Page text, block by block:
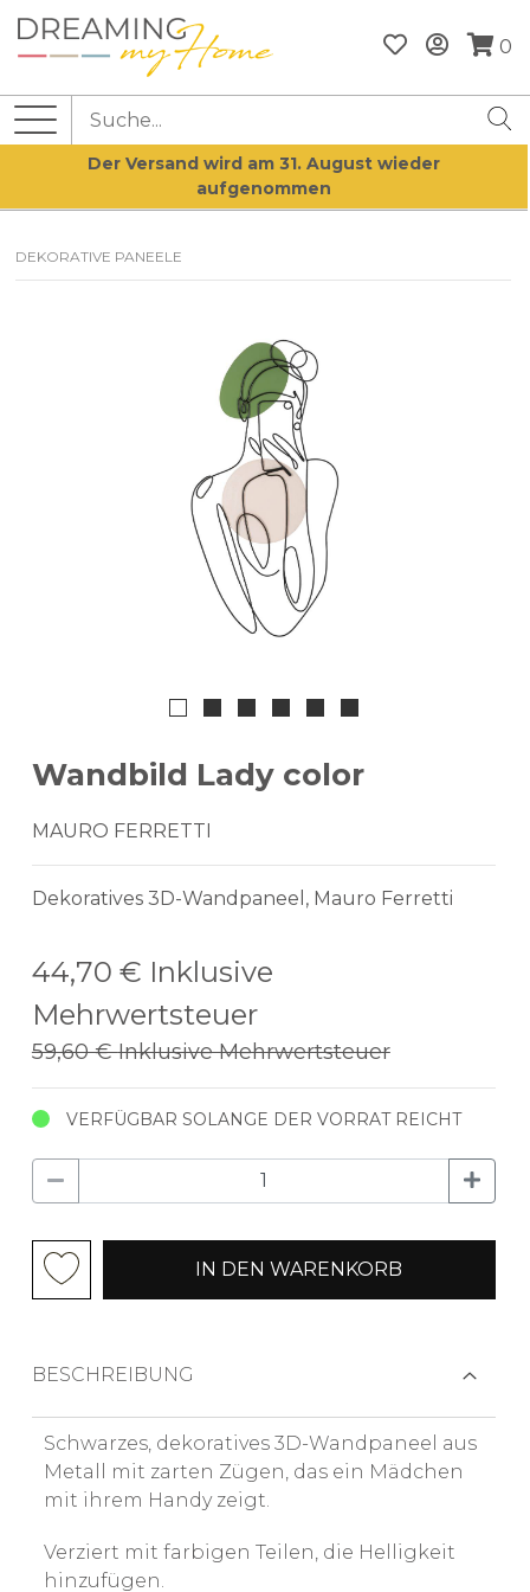
0
Der Versand wird am 31. August wieder
aufgenommen
DEKORATIVE PANEELE
Wandbild Lady color
MAURO FERRETTI
Dekoratives 3D-Wandpaneel, Mauro Ferretti
44,70 € Inklusive
Mehrwertsteuer
59,60 €Inklusive Mehrwertsteuer
VERFÜGBAR SOLANGE DER VORRAT REICHT
IN DEN WARENKORB
BESCHREIBUNG
Schwarzes, dekoratives 3D-Wandpaneel aus
Metall mit zarten Zügen, das ein Mädchen
mit ihrem Handy zeigt.
Verziert mit farbigen Teilen, die Helligkeit
hinzufügen.